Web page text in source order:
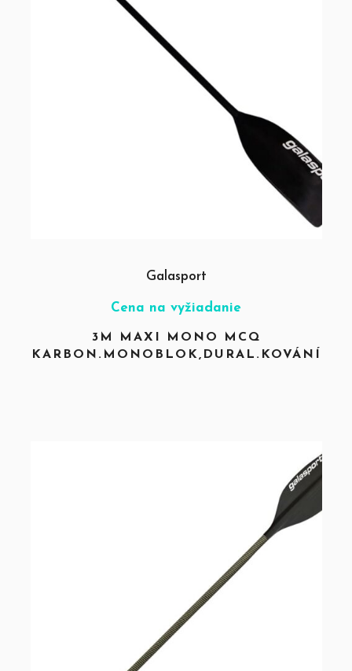
Galasport
Cena na vyžiadanie
3M MAXI MONO MCQ
KARBON.MONOBLOK,DURAL.KOVÁNÍ